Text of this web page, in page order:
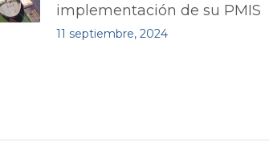
implementación de su PMIS
11 septiembre, 2024